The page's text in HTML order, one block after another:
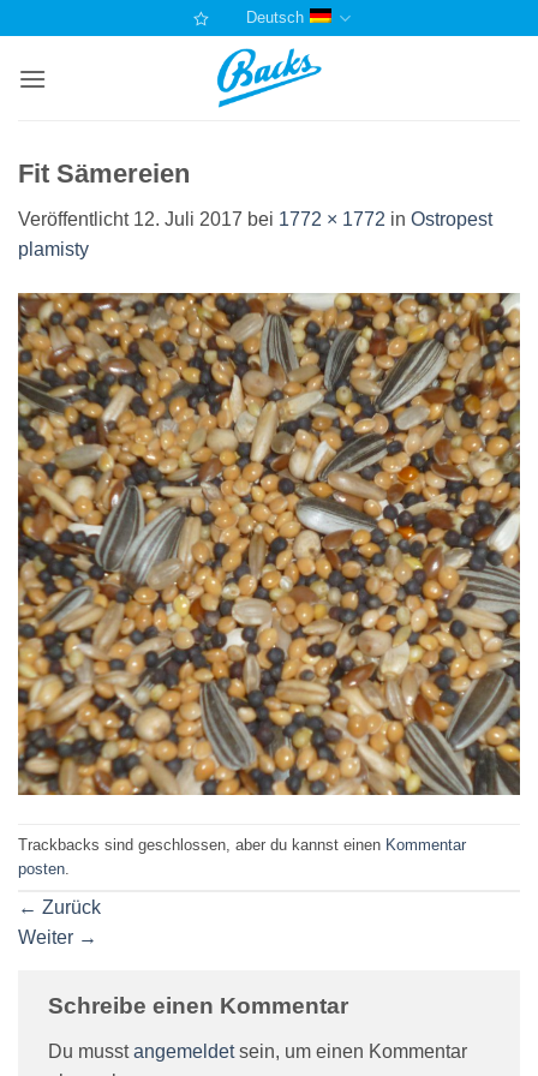
springen
Deutsch
Fit Sämereien
Veröffentlicht 12. Juli 2017 bei 1772 × 1772 in Ostropest
plamisty
Trackbacks sind geschlossen, aber du kannst einen Kommentar
posten
← Zurück
Weiter →
Schreibe einen Kommentar
Du musstangemeldetsein, um einen Kommentar